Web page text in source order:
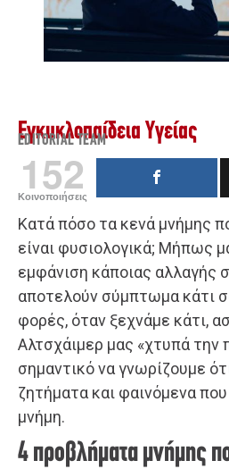
Εγκυκλοπαίδεια Υγείας
EDITORIAL TEAM
152
Κοινοποιήσεις
Κατά πόσο τα κενά μνήμης
είναι φυσιολογικά; Μήπως
εμφάνιση κάποιας αλλαγής
αποτελούν σύμπτωμα κάτι
φορές, όταν ξεχνάμε κάτι,
Αλτσχάιμερ μας «χτυπά την
σημαντικό να γνωρίζουμε
ζητήματα και φαινόμενα
μνήμη.
4 προβλήματα μνήμης